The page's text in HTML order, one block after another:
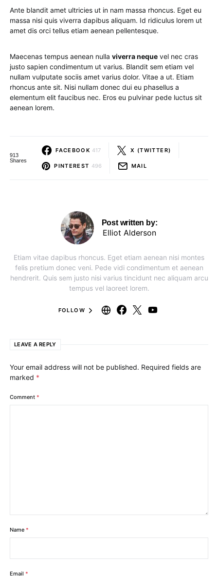
Ante blandit amet ultricies ut in nam massa rhoncus. Eget eu
massa nisi quis viverra dapibus aliquam. Id ridiculus lorem ut
amet dis orci tellus etiam aenean pellentesque.
Maecenas tempus aenean nulla viverra neque vel nec cras
justo sapien condimentum ut varius. Blandit sem etiam vel
nullam vulputate sociis amet varius dolor. Vitae a ut. Etiam
rhoncus ante sit. Nisi nullam donec dui eu phasellus a
elementum elit faucibus nec. Eros eu pulvinar pede luctus sit
aenean lorem.
913
Shares
FACEBOOK 417 X (TWITTER)
PINTEREST 496 MAIL
Post written by:
Elliot Alderson
Etiam vitae dapibus rhoncus. Eget etiam aenean nisi montes
felis pretium donec veni. Pede vidi condimentum et aenean
hendrerit. Quis sem justo nisi varius tincidunt nec aliquam arcu
tempus vel laoreet lorem.
FOLLOW
LEAVE A REPLY
Your email address will not be published. Required fields are
marked *
Comment *
Name *
Email *